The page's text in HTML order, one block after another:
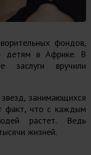
фондов,
детям в Африке. В
вручили
занимающихся
факт, что с каждым
растет. Ведь
жизней.